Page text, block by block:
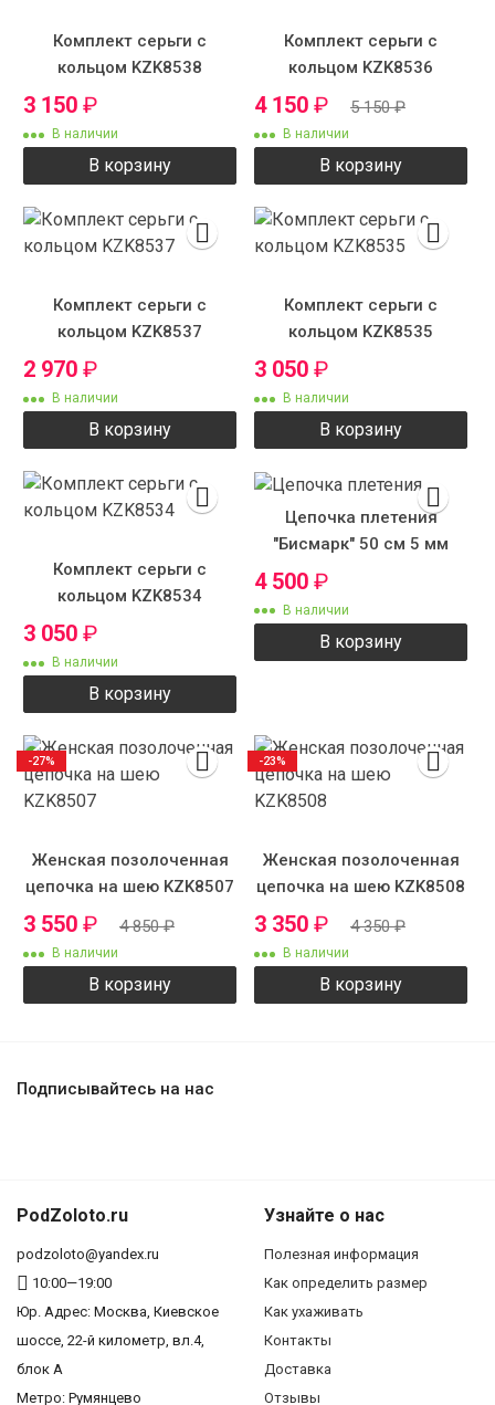
Комплект серьги с
кольцом KZK8538
3 150 ₽
В наличии
В корзину
Комплект серьги с
кольцом KZK8536
4 150 ₽ 5 150₽
В наличии
В корзину
Комплект серьги с
кольцом KZK8537
2 970 ₽
В наличии
В корзину
Комплект серьги с
кольцом KZK8535
3 050 ₽
В наличии
В корзину
Комплект серьги с
кольцом KZK8534
3 050 ₽
В наличии
В корзину
Цепочка плетения
"Бисмарк" 50 см 5 мм
4 500 ₽
В наличии
В корзину
Женская позолоченная
цепочка на шею KZK8507
3 550 ₽ 4 850₽
В наличии
В корзину
-27%
Женская позолоченная
цепочка на шею KZK8508
3 350 ₽ 4 350₽
В наличии
В корзину
-23%
Подписывайтесь на нас
PodZoloto.ru
podzoloto@yandex.ru
10:00—19:00
Юр. Адреc: Москва, Киевское
шоссе, 22-й километр, вл.4,
блок А
Метро: Румянцево
Узнайте о нас
Полезная информация
Как определить размер
Как ухаживать
Контакты
Доставка
Отзывы